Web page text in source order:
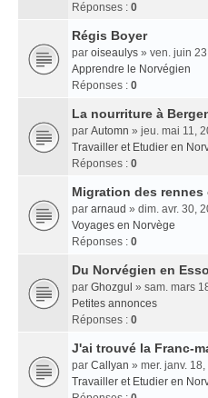
Réponses : 0
Régis Boyer
par oiseaulys » ven. juin
Apprendre le Norvégien
Réponses : 0
La nourriture à
par Automn » jeu. mai 11,
Travailler et Etudier en
Réponses : 0
Migration des
par arnaud » dim. avr. 30,
Voyages en Norvège
Réponses : 0
Du Norvégien en
par Ghozgul » sam. mars
Petites annonces
Réponses : 0
J'ai trouvé la Franc-
par Callyan » mer. janv.
Travailler et Etudier en